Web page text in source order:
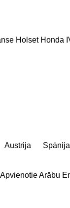
Holset Honda
Austrija Spānija
Apvienotie Arābu